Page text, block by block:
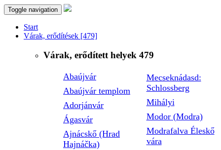
Toggle navigation
Start
Várak, erődítések [479]
Várak, erődített helyek 479
Abaújvár
Abaújvár templom
Adorjánvár
Ágasvár
Ajnácskő (Hrad
Hajnáčka)
Mecseknádasd:
Schlossberg
Mihályi
Modor (Modra)
Modrafalva Éleskő
vára